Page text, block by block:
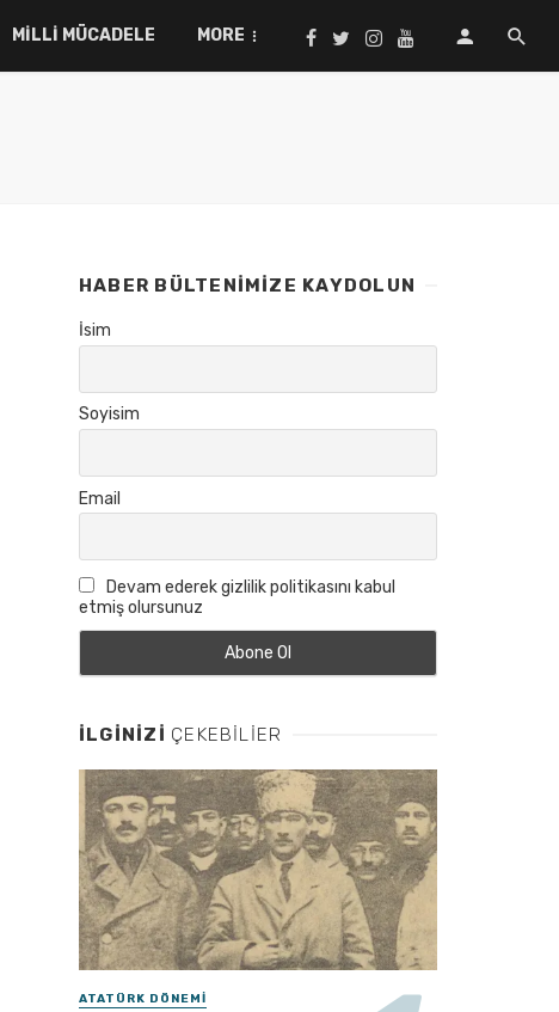
MILLI MÜCADELE MORE
HABER BÜLTENIMIZE KAYDOLUN
İsim
Soyisim
Email
Devam ederek gizlilik politikasını kabul
etmiş olursunuz
İLGINIZI ÇEKEBILIER
ATATÜRK DÖNEMI